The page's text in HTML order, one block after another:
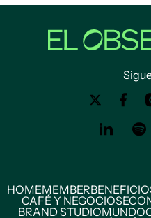
HOMEMEMBER
CAFÉ Y NEGOCIOS
BRAND STUDIOMUNDO